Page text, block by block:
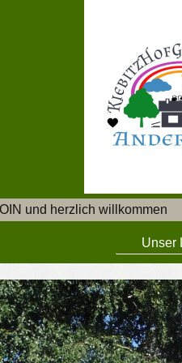
und herzlich willkommen
Unser